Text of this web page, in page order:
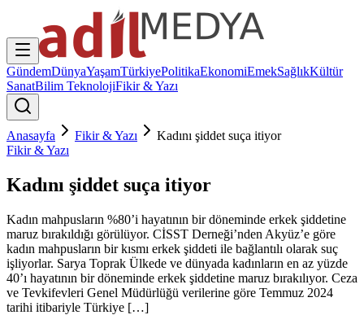
GündemDünyaYaşamTürkiyePolitikaEkonomiEmekSağlıkKültür
SanatBilim TeknolojiFikir & Yazı
Anasayfa Fikir & Yazı
Kadını şiddet suça itiyor
Fikir & Yazı
Kadını şiddet suça itiyor
Kadın mahpusların %80’i hayatının bir döneminde erkek şiddetine
maruz bırakıldığı görülüyor. CİSST Derneği’nden Akyüz’e göre
kadın mahpusların bir kısmı erkek şiddeti ile bağlantılı olarak suç
işliyorlar. Sarya Toprak Ülkede ve dünyada kadınların en az yüzde
40’ı hayatının bir döneminde erkek şiddetine maruz bırakılıyor. Ceza
ve Tevkifevleri Genel Müdürlüğü verilerine göre Temmuz 2024
tarihi itibariyle Türkiye […]